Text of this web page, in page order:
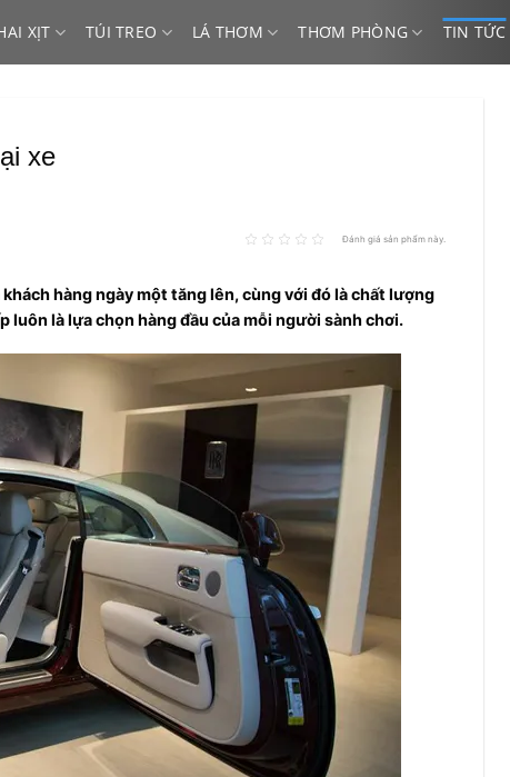
XỊT TÚI TREO LÁ THƠM THƠM PHÒNG TIN TỨC
xe
Đánh giá sản phẩm này.
hàng ngày một tăng lên, cùng với đó là chất lượng
luôn là lựa chọn hàng đầu của mỗi người sành chơi.